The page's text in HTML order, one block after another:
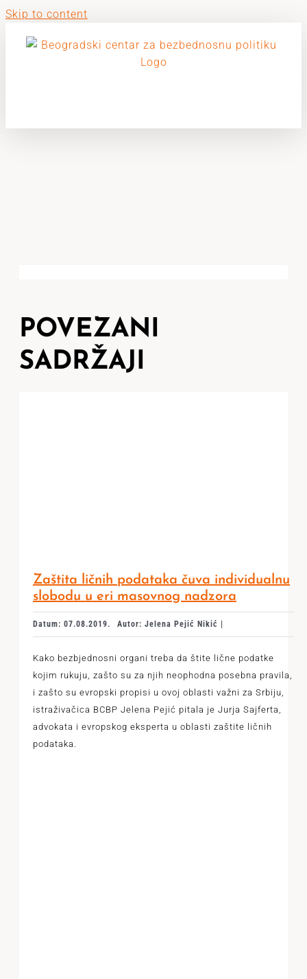
Skip to content
POVEZANI
SADRŽAJI
Zaštita ličnih podataka čuva individualnu
slobodu u eri masovnog nadzora
Datum: 07.08.2019. Autor: Jelena Pejić Nikić |
Kako bezbjednosni organi treba da štite lične podatke
kojim rukuju, zašto su za njih neophodna posebna pravila,
i zašto su evropski propisi u ovoj oblasti važni za Srbiju,
istraživačica BCBP Jelena Pejić pitala je Jurja Sajferta,
advokata i evropskog eksperta u oblasti zaštite ličnih
podataka.